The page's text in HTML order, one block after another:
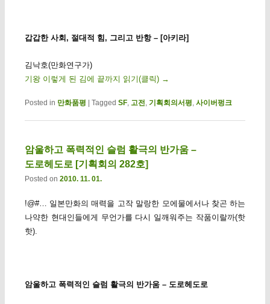
갑갑한 사회, 절대적 힘, 그리고 반항 – [아키라]
김낙호(만화연구가)
기왕 이렇게 된 김에 끝까지 읽기(클릭) →
Posted in 만화품평 | Tagged SF, 고전 기획회의서평 사이버펑크
암울하고 폭력적인 슬럼 활극의 반가움 –
도로헤도로 [기획회의 282호]
Posted on 2010. 11. 01.
!@#… 일본만화의 매력을 고작 말랑한 모에물에서나 찾곤 하는
나약한 현대인들에게 무언가를 다시 일깨워주는 작품이랄까(핫
핫).
암울하고 폭력적인 슬럼 활극의 반가움 – 도로헤도로